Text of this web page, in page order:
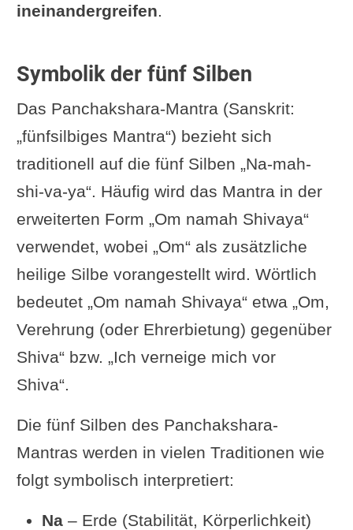
ineinandergreifen.
Symbolik der fünf Silben
Das Panchakshara-Mantra (Sanskrit:
„fünfsilbiges Mantra“) bezieht sich
traditionell auf die fünf Silben „Na-mah-
shi-va-ya“. Häufig wird das Mantra in der
erweiterten Form „Om namah Shivaya“
verwendet, wobei „Om“ als zusätzliche
heilige Silbe vorangestellt wird. Wörtlich
bedeutet „Om namah Shivaya“ etwa „Om,
Verehrung (oder Ehrerbietung) gegenüber
Shiva“ bzw. „Ich verneige mich vor
Shiva“.
Die fünf Silben des Panchakshara-
Mantras werden in vielen Traditionen wie
folgt symbolisch interpretiert:
Na– Erde (Stabilität, Körperlichkeit)